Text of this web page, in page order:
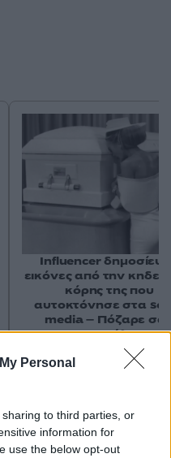
Personal
to third parties, or
information for
use the below opt-out
Influencer
εικόνες από την
κόρης της που
αυτοκτόνησε στα
media – Πόζαρε
μοντέλο